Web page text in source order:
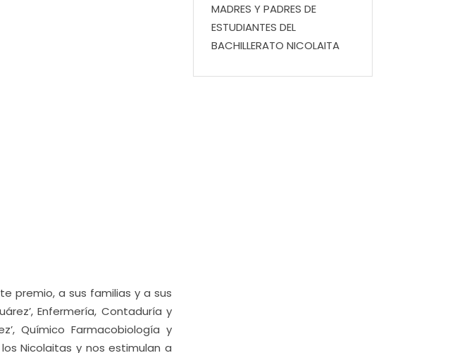
premio, a sus familias y a sus
Enfermería, Contaduría y
Químico Farmacobiología y
Nicolaitas y nos estimulan a
MADRES Y PADRES DE
ESTUDIANTES DEL
BACHILLERATO NICOLAITA